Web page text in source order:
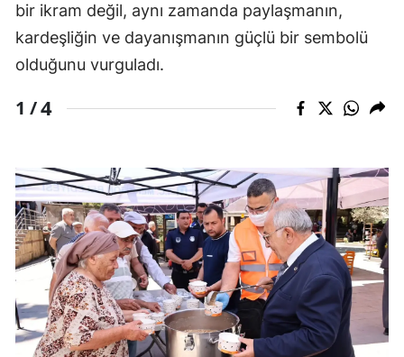
bir ikram değil, aynı zamanda paylaşmanın,
kardeşliğin ve dayanışmanın güçlü bir sembolü
olduğunu vurguladı.
1 /4